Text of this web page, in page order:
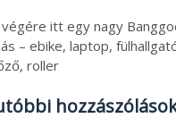
8580 mAh
5.
2026 | 0
végére itt egy nagy
– ebike, laptop,
roller